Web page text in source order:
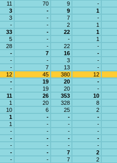
11 70 9 -
3 - 9 1
3 - 7 -
- - 2 1
33 - 22 1
5 - - 1
28 - 22 -
- 7 16 -
- - 3 -
- 7 13 -
12 45 380 12
- 19 20 -
- 19 20 -
11 26 353 10
1 20 328 8
10 6 25 2
1 - - -
1 - - -
- - - -
- - - -
- - - -
- - 7 2
- - 7 2